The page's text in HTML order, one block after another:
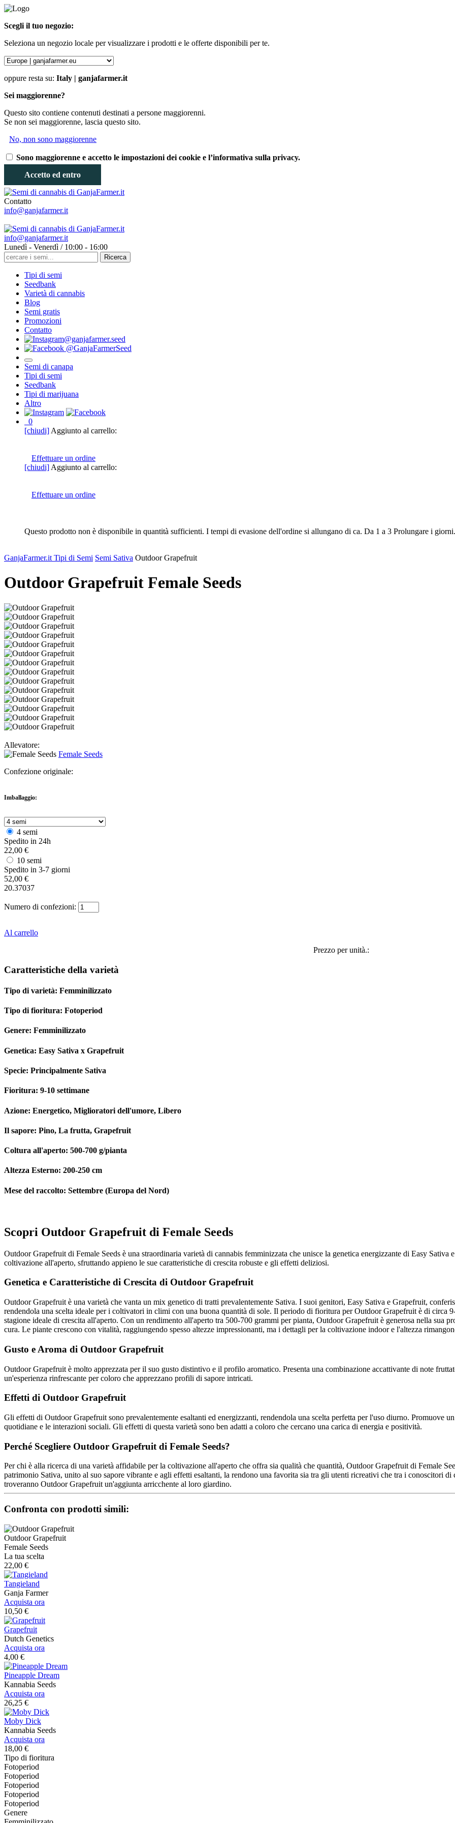
Scegli il tuo negozio:
Seleziona un negozio locale per visualizzare i prodotti e le offerte disponibili per te.
oppure resta su: Italy | ganjafarmer.it
Sei maggiorenne?
Questo sito contiene contenuti destinati a persone maggiorenni.
Se non sei maggiorenne, lascia questo sito.
No, non sono maggiorenne
Sono maggiorenne e accetto le impostazioni dei cookie e l’informativa sulla privacy.
Accetto ed entro
Contatto
info@ganjafarmer.it
info@ganjafarmer.it
Lunedì - Venerdì / 10:00 - 16:00
Tipi di semi
Seedbank
Varietà di cannabis
Blog
Semi gratis
Promozioni
Contatto
@ganjafarmer.seed
@GanjaFarmerSeed
Semi di canapa
Tipi di semi
Seedbank
Tipi di marijuana
Altro
0
[chiudi] Aggiunto al carrello:
Effettuare un ordine
[chiudi] Aggiunto al carrello:
Effettuare un ordine
Questo prodotto non è disponibile in quantità sufficienti. I tempi di evasione dell'ordine si allungano di ca. Da 1 a 3 Prolungare i
GanjaFarmer.it Tipi di Semi Semi Sativa Outdoor Grapefruit
Outdoor Grapefruit Female Seeds
Allevatore:
Female Seeds
Confezione originale:
Imballaggio:
4 semi
Spedito in 24h
22,00 €
10 semi
Spedito in 3-7 giorni
52,00 €
20.37037
Numero di confezioni:
Al carrello
Prezzo per unità.:
Caratteristiche della varietà
Tipo di varietà: Femminilizzato
Tipo di fioritura: Fotoperiod
Genere: Femminilizzato
Genetica: Easy Sativa x Grapefruit
Specie: Principalmente Sativa
Fioritura: 9-10 settimane
Azione: Energetico, Miglioratori dell'umore, Libero
Il sapore: Pino, La frutta, Grapefruit
Coltura all'aperto: 500-700 g/pianta
Altezza Esterno: 200-250 cm
Mese del raccolto: Settembre (Europa del Nord)
Scopri Outdoor Grapefruit di Female Seeds
Outdoor Grapefruit di Female Seeds è una straordinaria varietà di cannabis femminizzata che unisce la genetica energizzante di Easy
coltivazione all'aperto, sfruttando appieno le sue caratteristiche di crescita robuste e gli effetti deliziosi.
Genetica e Caratteristiche di Crescita di Outdoor Grapefruit
Outdoor Grapefruit è una varietà che vanta un mix genetico di tratti prevalentemente Sativa. I suoi genitori, Easy Sativa e Grapefruit,
rendendola una scelta ideale per i coltivatori in climi con una buona quantità di sole. Il periodo di fioritura per Outdoor Grapefruit è di circa
stagione ideale di crescita all'aperto. Con un rendimento all'aperto tra 500-700 grammi per pianta, Outdoor Grapefruit è generosa nella sua
cura. Le piante crescono con vitalità, raggiungendo spesso altezze impressionanti, ma i dettagli per la coltivazione indoor e l'altezza
Gusto e Aroma di Outdoor Grapefruit
Outdoor Grapefruit è molto apprezzata per il suo gusto distintivo e il profilo aromatico. Presenta una combinazione accattivante di note
un'esperienza rinfrescante per coloro che apprezzano profili di sapore intricati.
Effetti di Outdoor Grapefruit
Gli effetti di Outdoor Grapefruit sono prevalentemente esaltanti ed energizzanti, rendendola una scelta perfetta per l'uso diurno. Promuove
quotidiane e le interazioni sociali. Gli effetti di questa varietà sono ben adatti a coloro che cercano una carica di energia e positività.
Perché Scegliere Outdoor Grapefruit di Female Seeds?
Per chi è alla ricerca di una varietà affidabile per la coltivazione all'aperto che offra sia qualità che quantità, Outdoor Grapefruit di Female
patrimonio Sativa, unito al suo sapore vibrante e agli effetti esaltanti, la rendono una favorita sia tra gli utenti ricreativi che tra i conoscitori
troveranno Outdoor Grapefruit un'aggiunta arricchente al loro giardino.
Confronta con prodotti simili:
Outdoor Grapefruit
Female Seeds
La tua scelta
22,00 €
Tangieland
Ganja Farmer
Acquista ora
10,50 €
Grapefruit
Dutch Genetics
Acquista ora
4,00 €
Pineapple Dream
Kannabia Seeds
Acquista ora
26,25 €
Moby Dick
Kannabia Seeds
Acquista ora
18,00 €
Tipo di fioritura
Fotoperiod
Fotoperiod
Fotoperiod
Fotoperiod
Fotoperiod
Genere